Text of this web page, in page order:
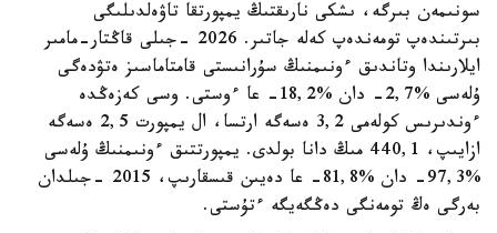
سونىمەن بىرگە، ىشكى نارىقتىڭ يمپورتقا تاۋەلدىلىگى
بىرتىندەپ تومەندەپ كەلە جاتىر. 2026 -جىلى قاڭتار-مامىر
ايلارىندا وتاندىق ءونىمنىڭ سۇرانىستى قامتاماسىز ەتۋدەگى
ۇلەسى %2,7- دان %18,2- عا ءوستى. وسى كەزەڭدە
ءوندىرىس كولەمى 3,2 ەسەگە ارتسا، ال يمپورت 2,5 ەسەگە
ازايىپ، 440,1 مىڭ دانا بولدى. يمپورتتىق ءونىمنىڭ ۇلەسى
%97,3- دان %81,8- عا دەيىن قىسقارىپ، 2015 -جىلدان
بەرگى ەڭ تومەنگى دەڭگەيگە ءتۇستى.